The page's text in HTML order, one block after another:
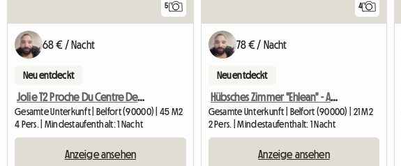
5
68 € / Nacht
Neu entdeckt
Jolie T2 Proche Du Centre De Belfort
Gesamte Unterkunft | Belfort (90000) | 45 M2
4 Pers. | Mindestaufenthalt: 1 Nacht
Anzeige ansehen
4
78 € / Nacht
Neu entdeckt
Hübsches Zimmer "Ehlean" - Apart Hotel
Gesamte Unterkunft | Belfort (90000) | 21 M2
2 Pers. | Mindestaufenthalt: 1 Nacht
Anzeige ansehen